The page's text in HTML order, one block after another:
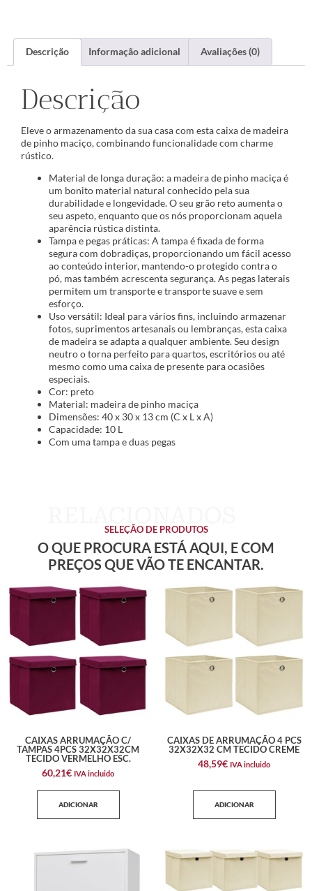
Descrição Informação adicional Avaliações (0)
Descrição
Eleve o armazenamento da sua casa com esta caixa de madeira
de pinho maciço, combinando funcionalidade com charme
rústico.
Material de longa duração: a madeira de pinho maciça é
um bonito material natural conhecido pela sua
durabilidade e longevidade. O seu grão reto aumenta o
seu aspeto, enquanto que os nós proporcionam aquela
aparência rústica distinta.
Tampa e pegas práticas: A tampa é fixada de forma
segura com dobradiças, proporcionando um fácil acesso
ao conteúdo interior, mantendo-o protegido contra o
pó, mas também acrescenta segurança. As pegas laterais
permitem um transporte e transporte suave e sem
esforço.
Uso versátil: Ideal para vários fins, incluindo armazenar
fotos, suprimentos artesanais ou lembranças, esta caixa
de madeira se adapta a qualquer ambiente. Seu design
neutro o torna perfeito para quartos, escritórios ou até
mesmo como uma caixa de presente para ocasiões
especiais.
Cor: preto
Material: madeira de pinho maciça
Dimensões: 40 x 30 x 13 cm (C x L x A)
Capacidade: 10 L
Com uma tampa e duas pegas
SELEÇÃO DE PRODUTOS
O QUE PROCURA ESTÁ AQUI, E COM
PREÇOS QUE VÃO TE ENCANTAR.
CAIXAS ARRUMAÇÃO C/
TAMPAS 4PCS 32X32X32CM
TECIDO VERMELHO ESC.
60,21€ IVA incluido
ADICIONAR
CAIXAS DE ARRUMAÇÃO 4 PCS
32X32X32 CM TECIDO CREME
48,59€ IVA incluido
ADICIONAR